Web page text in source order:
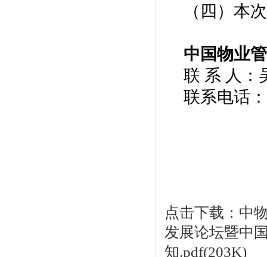
（ 四 ）本
中国物业
联 系 人：
联系电话：
点击下载：中
发展论坛暨中
知.pdf(203K)